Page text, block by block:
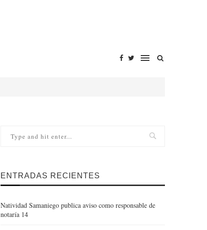
ENTRADAS RECIENTES
Natividad Samaniego publica aviso como responsable de
notaría 14